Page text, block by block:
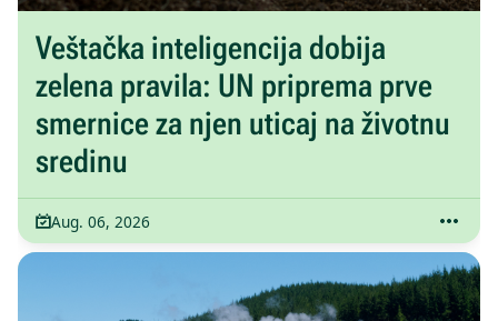
Veštačka inteligencija dobija
zelena pravila: UN priprema prve
smernice za njen uticaj na životnu
sredinu
Aug. 06, 2026